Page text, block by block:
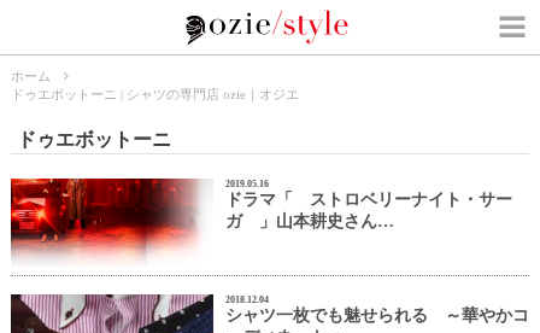
ホーム
ドゥエボットーニ | シャツの専門店 ozie｜オジエ
ドゥエボットーニ
2019.05.16
ドラマ「 ストロベリーナイト・サー
ガ 」山本耕史さん…
2018.12.04
シャツ一枚でも魅せられる ～華やかコ